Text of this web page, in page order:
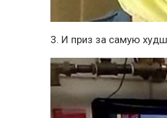
3. И приз за самую